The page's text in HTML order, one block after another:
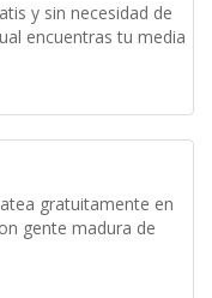
y sin necesidad de
encuentras tu media
gratuitamente en
gente madura de